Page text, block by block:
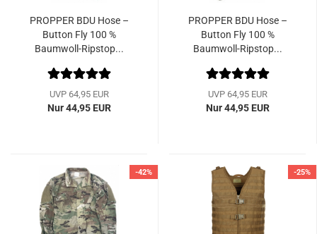
PROPPER BDU Hose –
Button Fly 100 %
Baumwoll-Ripstop...
UVP 64,95 EUR
Nur 44,95 EUR
PROPPER BDU Hose –
Button Fly 100 %
Baumwoll-Ripstop...
UVP 64,95 EUR
Nur 44,95 EUR
-42% -25%